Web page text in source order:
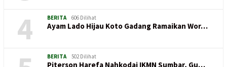
4 BERITA 606 Dilihat
Ayam Lado Hijau Koto Gadang Ramaikan Wor…
BERITA 502 Dilihat
Piterson Harefa Nahkodai IKMN Sumbar, Gu…